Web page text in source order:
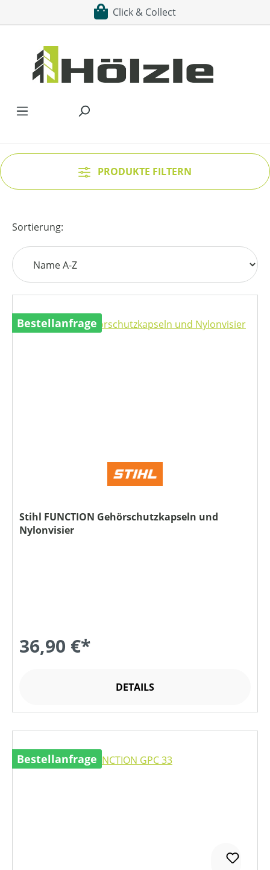
Zum Hauptinhalt springenClick & Collect
PRODUKTE FILTERN
Sortierung:
Bestellanfrage
Stihl FUNCTION Gehörschutzkapseln und
Nylonvisier
36,90 €*
DETAILS
Bestellanfrage